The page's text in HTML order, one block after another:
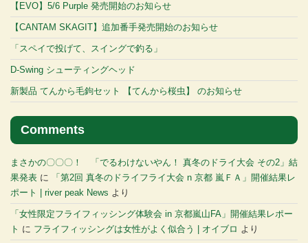
【EVO】5/6 Purple 発売開始のお知らせ
【CANTAM SKAGIT】追加番手発売開始のお知らせ
「スペイで投げて、スイングで釣る」
D-Swing シューティングヘッド
新製品 てんから毛鉤セット 【てんから桜虫】 のお知らせ
Comments
まさかの〇〇〇！ 「でるわけないやん！ 真冬のドライ大会 その2」結
果発表 に
「第2回 真冬のドライフライ大会 n 京都 嵐ＦＡ」開催結果レ
ポート | river peak News より
「女性限定フライフィッシング体験会 in 京都嵐山FA」開催結果レポー
ト に フライフィッシングは女性がよく似合う | オイブロ より